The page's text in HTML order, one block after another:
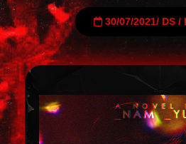
30/07/2021/ DS /